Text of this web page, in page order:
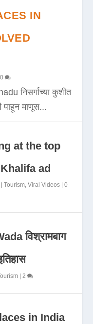
IN
0
निसर्गाच्या कुशीत
माणूस...
at the top
ad
|Tourism ,Viral Videos |0
विश्रामबाग
| 2
in India